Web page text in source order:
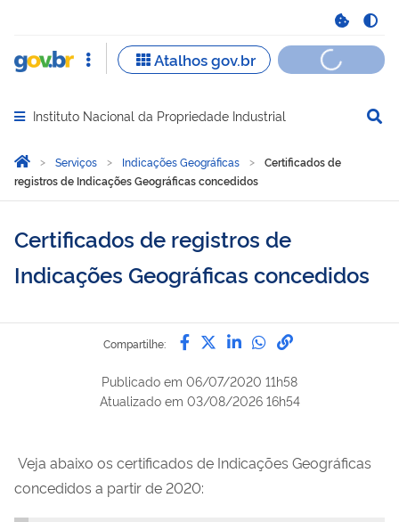
Abrir menu principal de navegação
Instituto Nacional da Propriedade Industrial
Você está aqui:
Página Inicial
Serviços Indicações Geográficas
Certificados de
registros de Indicações Geográficas concedidos
Certificados de registros de
Indicações Geográficas concedidos
Compartilhe: Compartilhe por Facebook
Compartilhe por Twitter
Compartilhe por
Compartilhe
link para
Publicado em 06/07/2020 11h58
Atualizado em 03/08/2026 16h54
Veja abaixo os certificados de Indicações Geográficas
concedidos a partir de 2020: